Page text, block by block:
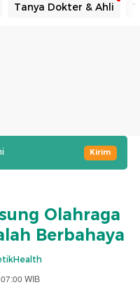
Tanya Dokter & Ahli
Kirim
Olahraga
Berbahaya
WIB